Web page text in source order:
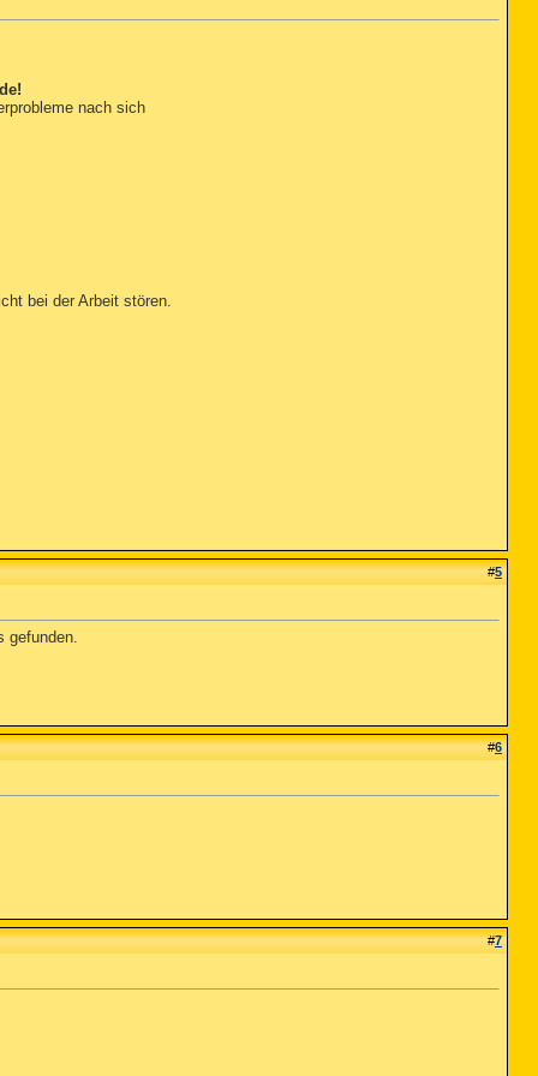
nach sich
bei der Arbeit stören.
#5
gefunden.
#6
#7